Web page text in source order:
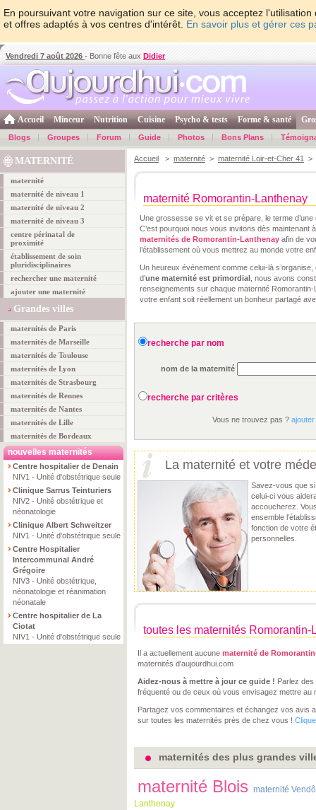
En poursuivant votre navigation sur ce site, vous acceptez
et offres adaptés à vos centres d'intérêt. En savoir plus et gérer ces
Vendredi 7 août 2026 - Bonne fête aux Didier
Accueil Minceur Nutrition Cuisine Psycho & tests Forme & santé
Blogs Groupes Forum Guide Photos Bons Plans
MATERNITÉ
maternité
maternité de niveau 1
maternité de niveau 2
maternité de niveau 3
centre périnatal de
proximité
établissement de soin
pluridisciplinaires
rechercher une maternité
ajouter une maternité
Grandes villes
maternités de Paris
maternités de Marseille
maternités de Toulouse
maternités de Lyon
maternités de Strasbourg
maternités de Rennes
maternités de Nantes
maternités de Lille
maternités de Bordeaux
nouvelles maternités
Centre hospitalier de Denain
NIV1 - Unité d'obstétrique seule
Clinique Sarrus Teinturiers
NIV2 - Unité obstétrique et
néonatologie
Clinique Albert Schweitzer
NIV1 - Unité d'obstétrique seule
Centre Hospitalier
Intercommunal André
Grégoire
NIV3 - Unité obstétrique,
néonatologie et réanimation
néonatale
Centre hospitalier de La
Ciotat
NIV1 - Unité d'obstétrique seule
Accueil > maternité > maternité Loir-et-Cher 41 >
maternité Romorantin-Lanthenay
Une grossesse se vit et se prépare, le terme
C’est pourquoi nous vous invitons dès maintenant
maternités de Romorantin-Lanthenay afin de
l’établissement où vous mettrez au monde votre
Un heureux événement comme celui-là
d’une maternité est primordial , nous avons
renseignements sur chaque maternité
votre enfant soit réellement un bonheur partagé
recherche par nom
nom de la maternité
recherche par critères
Vous ne trouvez pas ?
La maternité et votre
Savez-vous que
celui-ci vous
accoucherez.
ensemble
fonction de votre
personnelles.
toutes les maternités Romorantin-
Il a actuellement aucune maternité de
maternités d'aujourdhui.com
Aidez-nous à mettre à jour ce guide ! Parlez
fréquenté ou de ceux où vous envisagez mettre au
Partagez vos commentaires et échangez vos avis
sur toutes les maternités près de chez vous !
maternités des plus grandes
maternité Blois maternité
Lanthenay